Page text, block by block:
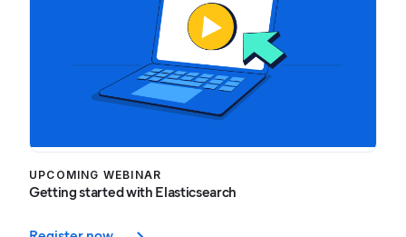
UPCOMING WEBINAR
Getting started with Elasticsearch